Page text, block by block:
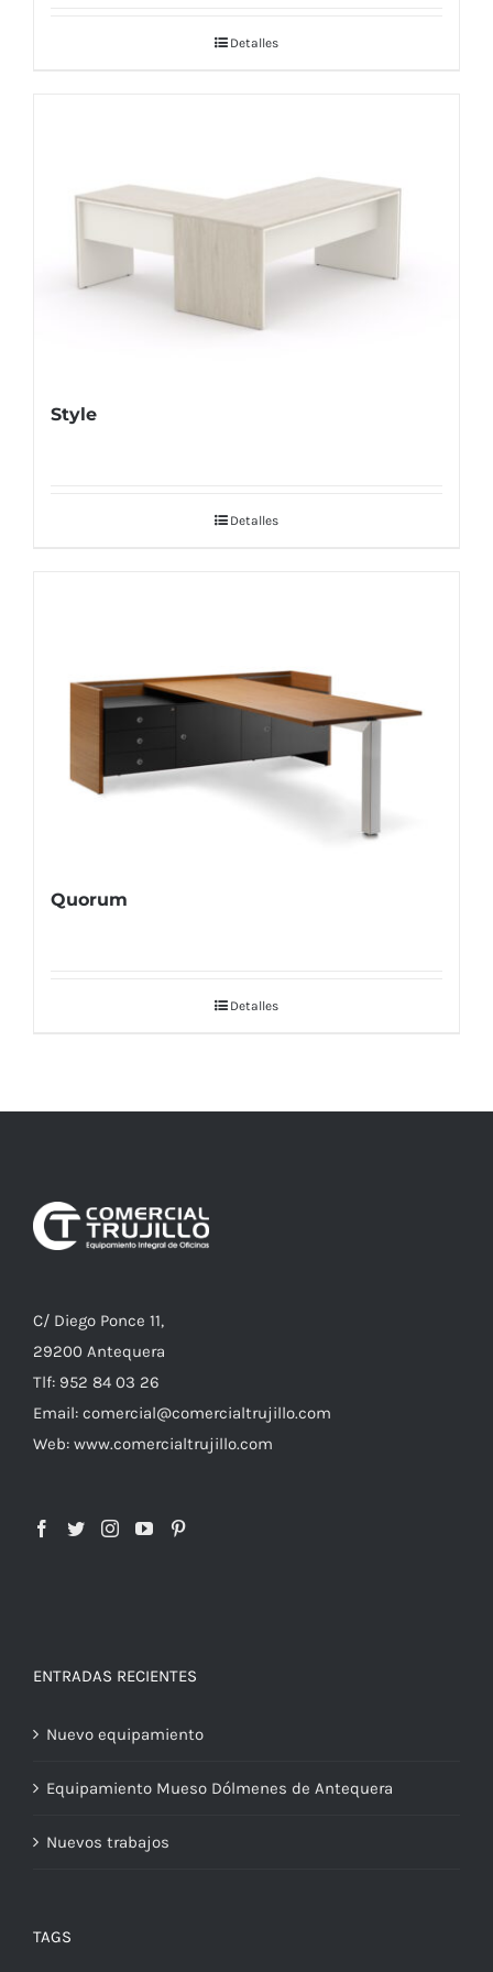
Detalles
Style
Detalles
Quorum
Detalles
C/ Diego Ponce 11,
29200 Antequera
Tlf: 952 84 03 26
Email: comercial@comercialtrujillo.com
Web: www.comercialtrujillo.com
ENTRADAS RECIENTES
Nuevo equipamiento
Equipamiento Mueso Dólmenes de Antequera
Nuevos trabajos
TAGS